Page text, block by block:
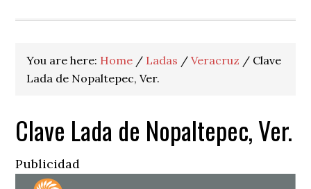
You are here: Home / Ladas / Veracruz / Clave
Lada de Nopaltepec, Ver.
Clave Lada de Nopaltepec, Ver.
Publicidad